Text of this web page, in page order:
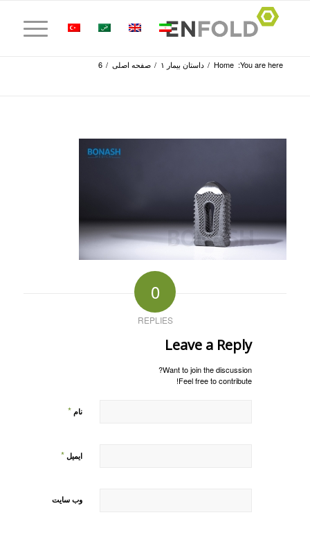
You are here:
Home
/ داستان بیمار ۱ / صفحه اصلی /
6
0
REPLIES
Leave a Reply
Want to join the discussion?
Feel free to contribute!
نام *
ایمیل *
وب‌ سایت